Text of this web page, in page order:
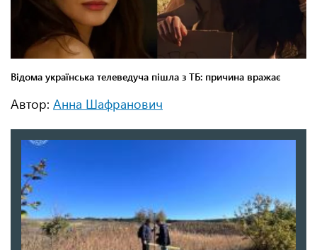
Автор: Анна Шафранович